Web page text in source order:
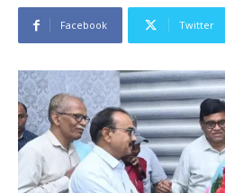
Facebook Twitter